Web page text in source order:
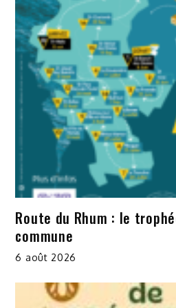
Route du Rhum : le
commune
6 août 2026